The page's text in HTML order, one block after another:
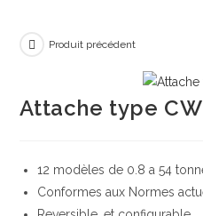
Produit précédent
Attache type CW
12 modèles de 0.8 a 54
Conformes aux Normes